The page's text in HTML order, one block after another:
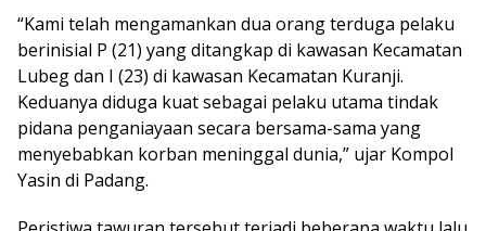
“Kami telah mengamankan dua orang terduga pelaku
berinisial P (21) yang ditangkap di kawasan Kecamatan
Lubeg dan I (23) di kawasan Kecamatan Kuranji.
Keduanya diduga kuat sebagai pelaku utama tindak
pidana penganiayaan secara bersama-sama yang
menyebabkan korban meninggal dunia,” ujar Kompol
Yasin di Padang.